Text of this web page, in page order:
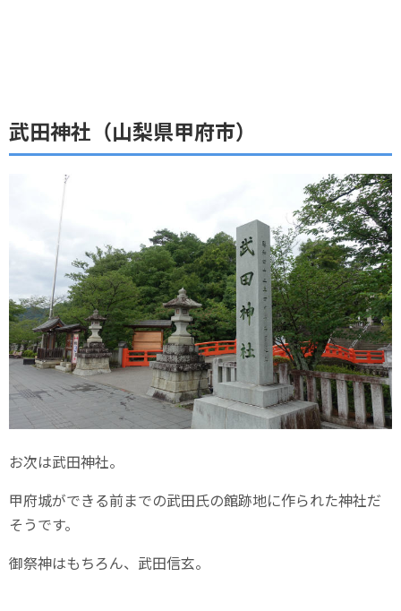
武田神社（山梨県甲府市）
お次は武田神社。
甲府城ができる前までの武田氏の館跡地に作られた神社だ
そうです。
御祭神はもちろん、武田信玄。